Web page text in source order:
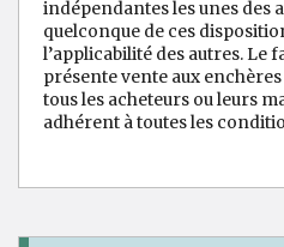
indépendantes les unes des
quelconque de ces
l’applicabilité des autres. Le
présente vente aux
tous les acheteurs ou leurs
adhérent à toutes les